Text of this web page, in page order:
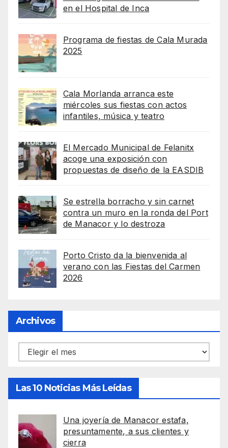
en el Hospital de Inca
Programa de fiestas de Cala Murada
2025
Cala Morlanda arranca este
miércoles sus fiestas con actos
infantiles, música y teatro
El Mercado Municipal de Felanitx
acoge una exposición con
propuestas de diseño de la EASDIB
Se estrella borracho y sin carnet
contra un muro en la ronda del Port
de Manacor y lo destroza
Porto Cristo da la bienvenida al
verano con las Fiestas del Carmen
2026
Archivos
Archivos
Las 10 Noticias Más Leídas
Una joyería de Manacor estafa,
presuntamente, a sus clientes y
cierra